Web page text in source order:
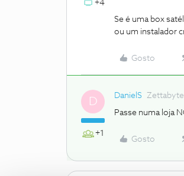
+4
Se é uma box
ou um instalador
Gosto
D
+1
DanielS Zettabyte
Passe numa loja
Gosto